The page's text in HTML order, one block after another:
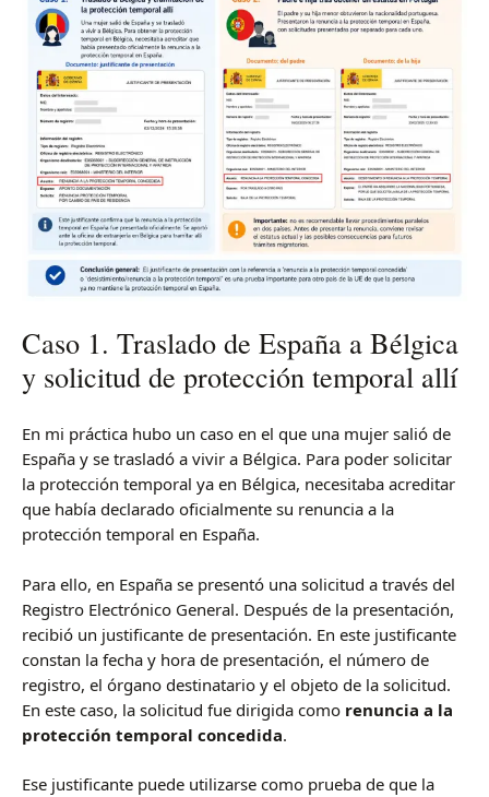
Caso 1. Traslado de España a Bélgica
y solicitud de protección temporal allí
En mi práctica hubo un caso en el que una mujer salió de
España y se trasladó a vivir a Bélgica. Para poder solicitar
la protección temporal ya en Bélgica, necesitaba acreditar
que había declarado oficialmente su renuncia a la
protección temporal en España.
Para ello, en España se presentó una solicitud a través del
Registro Electrónico General. Después de la presentación,
recibió un justificante de presentación. En este justificante
constan la fecha y hora de presentación, el número de
registro, el órgano destinatario y el objeto de la solicitud.
En este caso, la solicitud fue dirigida como renuncia a la
protección temporal concedida.
Ese justificante puede utilizarse como prueba de que la